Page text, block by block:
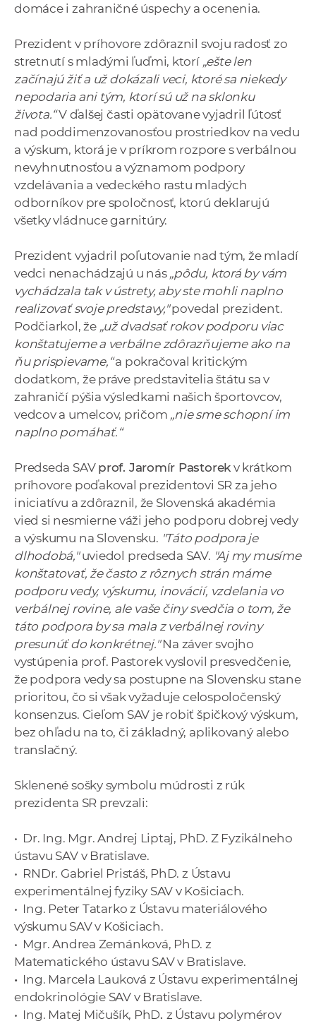
domáce i zahraničné úspechy a ocenenia.
Prezident v príhovore zdôraznil svoju radosť zo
stretnutí s mladými ľuďmi, ktorí „ešte len
začínajú žiť a už dokázali veci, ktoré sa niekedy
nepodaria ani tým, ktorí sú už na sklonku
života.“V ďalšej časti opätovane vyjadril ľútosť
nad poddimenzovanosťou prostriedkov na vedu
a výskum, ktorá je v príkrom rozpore s verbálnou
nevyhnutnosťou a významom podpory
vzdelávania a vedeckého rastu mladých
odborníkov pre spoločnosť, ktorú deklarujú
všetky vládnuce garnitúry.
Prezident vyjadril poľutovanie nad tým, že mladí
vedci nenachádzajú u nás „pôdu, ktorá by vám
vychádzala tak v ústrety, aby ste mohli naplno
realizovať svoje predstavy,"povedal prezident.
Podčiarkol, že „už dvadsať rokov podporu viac
konštatujeme a verbálne zdôrazňujeme ako na
ňu prispievame,“a pokračoval kritickým
dodatkom, že práve predstavitelia štátu sa v
zahraničí pýšia výsledkami našich športovcov,
vedcov a umelcov, pričom „nie sme schopní im
naplno pomáhať.“
Predseda SAV prof. Jaromír Pastorek v krátkom
príhovore poďakoval prezidentovi SR za jeho
iniciatívu a zdôraznil, že Slovenská akadémia
vied si nesmierne váži jeho podporu dobrej vedy
a výskumu na Slovensku. "Táto podpora je
dlhodobá,"uviedol predseda SAV. "Aj my musíme
konštatovať, že často z rôznych strán máme
podporu vedy, výskumu, inovácií, vzdelania vo
verbálnej rovine, ale vaše činy svedčia o tom, že
táto podpora by sa mala z verbálnej roviny
presunúť do konkrétnej."Na záver svojho
vystúpenia prof. Pastorek vyslovil presvedčenie,
že podpora vedy sa postupne na Slovensku stane
prioritou, čo si však vyžaduje celospoločenský
konsenzus. Cieľom SAV je robiť špičkový výskum,
bez ohľadu na to, či základný, aplikovaný alebo
translačný.
Sklenené sošky symbolu múdrosti z rúk
prezidenta SR prevzali:
• Dr. Ing. Mgr. Andrej Liptaj, PhD. Z Fyzikálneho
ústavu SAV v Bratislave.
• RNDr. Gabriel Pristáš, PhD. z Ústavu
experimentálnej fyziky SAV v Košiciach.
• Ing. Peter Tatarko z Ústavu materiálového
výskumu SAVv Košiciach.
• Mgr. Andrea Zemánková, PhD. z
Matematického ústavu SAVv Bratislave.
• Ing. Marcela Lauková z Ústavu experimentálnej
endokrinológie SAV v Bratislave.
• Ing. Matej Mičušík, PhD. z Ústavu polymérov